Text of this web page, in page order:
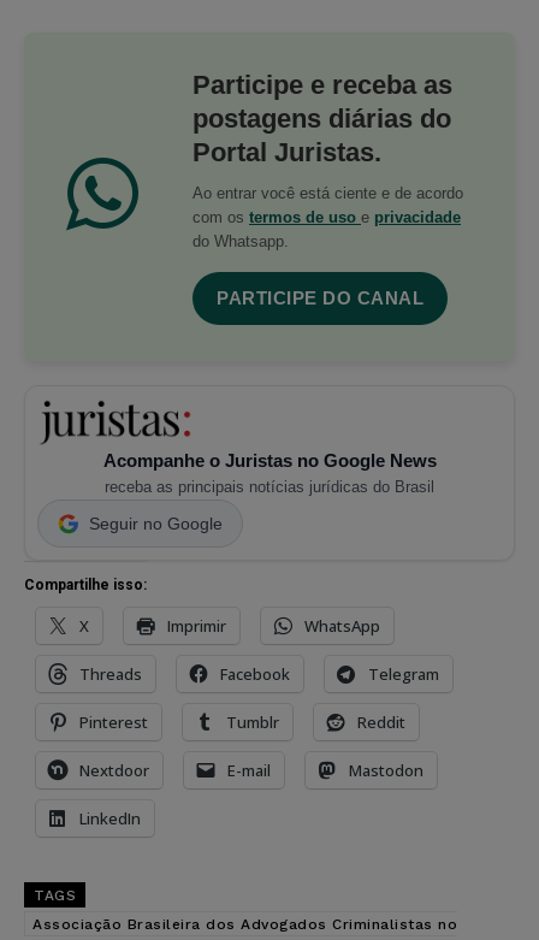
Participe e receba as
postagens diárias do
Portal Juristas.
Ao entrar você está ciente e de acordo
com os termos de uso e privacidade
do Whatsapp.
PARTICIPE DO CANAL
Acompanhe o Juristas no Google News
receba as principais notícias jurídicas do Brasil
Seguir no Google
Compartilhe isso:
X Imprimir WhatsApp
Threads Facebook Telegram
Pinterest Tumblr Reddit
Nextdoor E-mail Mastodon
LinkedIn
TAGS
Associação Brasileira dos Advogados Criminalistas no